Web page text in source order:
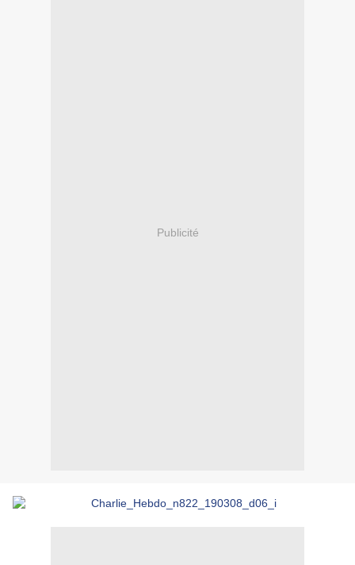
Publicité